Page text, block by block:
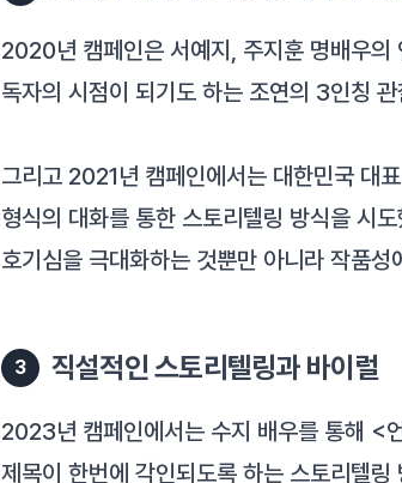
2020년 캠페인은 서예지, 주지훈 명배우의
독자의 시점이 되기도 하는 조연의 3인칭
그리고 2021년 캠페인에서는 대한민국 대
형식의 대화를 통한 스토리텔링 방식을 시
호기심을 극대화하는 것뿐만 아니라 작품
3 직설적인 스토리텔링과 바이럴
2023년 캠페인에서는 수지 배우를 통해 <
제목이 한번에 각인되도록 하는 스토리텔